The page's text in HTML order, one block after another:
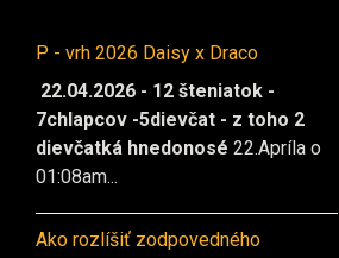
P - vrh 2026 Daisy x Draco
22.04.2026 - 12 šteniatok -
7chlapcov -5dievčat - z toho 2
dievčatká hnedonosé 22.Apríla o
01:08am...
Ako rozlíšiť zodpovedného